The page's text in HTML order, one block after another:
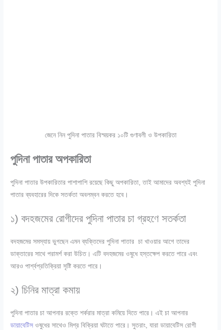
জেনে নিন পুদিনা পাতার বিস্ময়কর ১০টি গুণাবলী ও উপকারিতা
পুদিনা পাতার অপকারিতা
পুদিনা পাতার উপকারিতার পাশাপাশি রয়েছে কিছু অপকারিতা, তাই আমাদের অবশ্যই পুদিনা
পাতার ব্যবহারের দিকে সতর্কতা অবলম্বন করতে হবে।
১) বদহজমের রোগীদের পুদিনা পাতার চা গ্রহণে সতর্কতা
বদহজমের সমস্যায় ভুগছেন এমন ব্যক্তিদের পুদিনা পাতার চা খাওয়ার আগে তাদের
ডাক্তারের সাথে পরামর্শ করা উচিত। এটি বদহজমের ওষুধে হস্তক্ষেপ করতে পারে এবং
আরও পার্শ্বপ্রতিক্রিয়া সৃষ্টি করতে পারে।
২) চিনির মাত্রা কমায়
পুদিনা পাতার চা আপনার রক্তে শর্করার মাত্রা কমিয়ে দিতে পারে। এই চা আপনার
ডায়াবেটিস ওষুধের সাথেও মিশ্র বিক্রিয়া ঘটাতে পারে। সুতরাং, যারা ডায়াবেটিস রোগী